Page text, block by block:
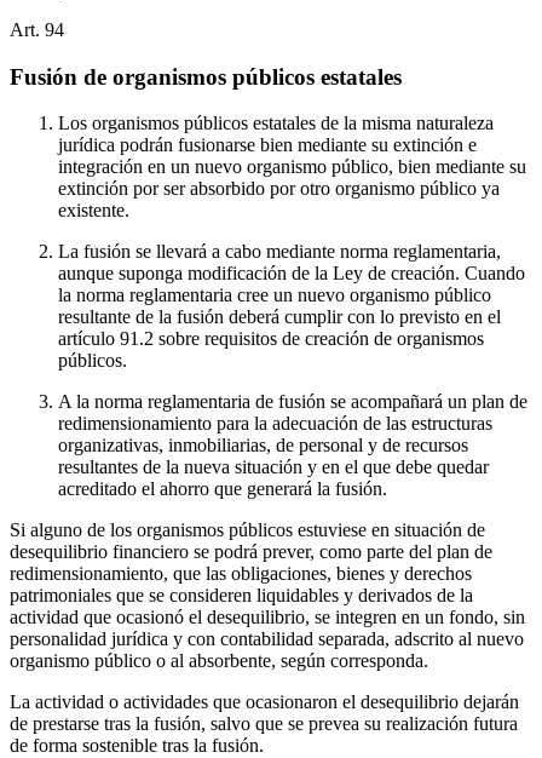
Art. 94
Fusión de organismos públicos estatales
Los organismos públicos estatales de la misma naturaleza
jurídica podrán fusionarse bien mediante su extinción e
integración en un nuevo organismo público, bien mediante su
extinción por ser absorbido por otro organismo público ya
existente.
La fusión se llevará a cabo mediante norma reglamentaria,
aunque suponga modificación de la Ley de creación. Cuando
la norma reglamentaria cree un nuevo organismo público
resultante de la fusión deberá cumplir con lo previsto en el
artículo 91.2 sobre requisitos de creación de organismos
públicos.
A la norma reglamentaria de fusión se acompañará un plan de
redimensionamiento para la adecuación de las estructuras
organizativas, inmobiliarias, de personal y de recursos
resultantes de la nueva situación y en el que debe quedar
acreditado el ahorro que generará la fusión.
Si alguno de los organismos públicos estuviese en situación de
desequilibrio financiero se podrá prever, como parte del plan de
redimensionamiento, que las obligaciones, bienes y derechos
patrimoniales que se consideren liquidables y derivados de la
actividad que ocasionó el desequilibrio, se integren en un fondo, sin
personalidad jurídica y con contabilidad separada, adscrito al nuevo
organismo público o al absorbente, según corresponda.
La actividad o actividades que ocasionaron el desequilibrio dejarán
de prestarse tras la fusión, salvo que se prevea su realización futura
de forma sostenible tras la fusión.